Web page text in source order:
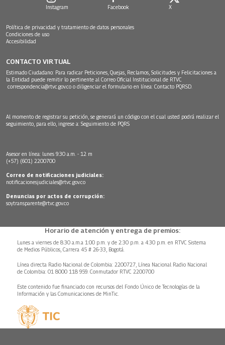
Instagram Facebook X
Política de privacidad y tratamiento de datos personales
Condiciones de uso
Accesibilidad
CONTACTO VIRTUAL
Estimado Ciudadano: Para radicar Peticiones, Quejas, Reclamos, Solicitudes y Felicitaciones a
la Entidad puede remitir lo pertinente al Correo Oficial Institucional de RTVC
correspondencia@rtvc.gov.co o diligenciar el formulario en línea: Contacto PQRSD.
Al momento de registrar su petición, se generará un código con el cual usted podrá realizar el
seguimiento, para ello, ingrese a: Seguimiento de PQRS
Asesor en línea: lunes 9:30 a.m. - 12 m
(+57) (601) 2200700
Correo de notificaciones judiciales:
notificacionesjudiciales@rtvc.gov.co
Denuncias por actos de corrupción:
soytransparente@rtvc.gov.co
Horario de atención y entrega de premios:
Lunes a viernes de 8:30 a.m.a 1:00 p.m. y de 2:30 p.m. a 4:30 p.m. en RTVC Sistema
de Medios Públicos, Carrera 45 # 26-33, Bogotá.
Línea directa Radio Nacional de Colombia: 2200727, Línea Nacional Radio Nacional
de Colombia: 01 8000 118 959. Conmutador RTVC 2200700
Este contenido fue financiado con recursos del Fondo Único de Tecnologías de la
Información y las Comunicaciones de MinTic.